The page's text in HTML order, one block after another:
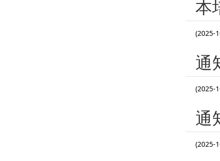
本
(2025-
通
(2025-
通
(2025-